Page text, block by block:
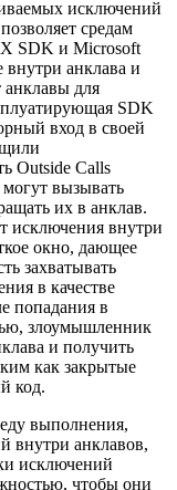
исключений
средам
SDK и Microsoft
анклава и
анклавы для
SDK
вход в своей
Outside Calls
вызывать
их в анклав.
исключения внутри
окно, дающее
захватывать
в качестве
попадания в
злоумышленник
и получить
как закрытые
код.
выполнения,
внутри анклавов,
исключений
чтобы они